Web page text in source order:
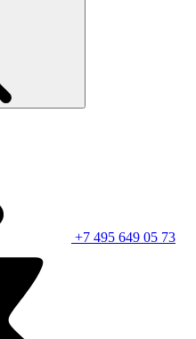
+7 495 649 05 73